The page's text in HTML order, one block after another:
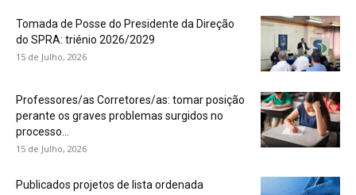
Tomada de Posse do Presidente da Direção
do SPRA: triénio 2026/2029
15 de Julho, 2026
Professores/as Corretores/as: tomar posição
perante os graves problemas surgidos no
processo...
15 de Julho, 2026
Publicados projetos de lista ordenada